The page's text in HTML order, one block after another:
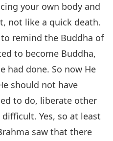
истории: Заслугите
и
на Петте
част 5 от 10
Преглед
истории: Заслугите
на Петте
и Брама моли
Дарма, част 6 от 10
2019-08-19 7256 Преглед
your own body and
not like a quick death.
remind the Buddha of
to become Buddha,
had done. So now He
should not have
to do, liberate other
Yes, so at least
saw that there